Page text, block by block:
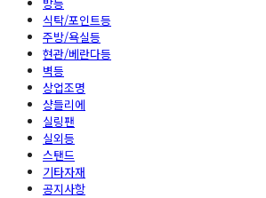
식탁/포인트등
주방/욕실등
현관/베란다등
벽등
상업조명
샹들리에
실링팬
실외등
스탠드
기타자재
공지사항